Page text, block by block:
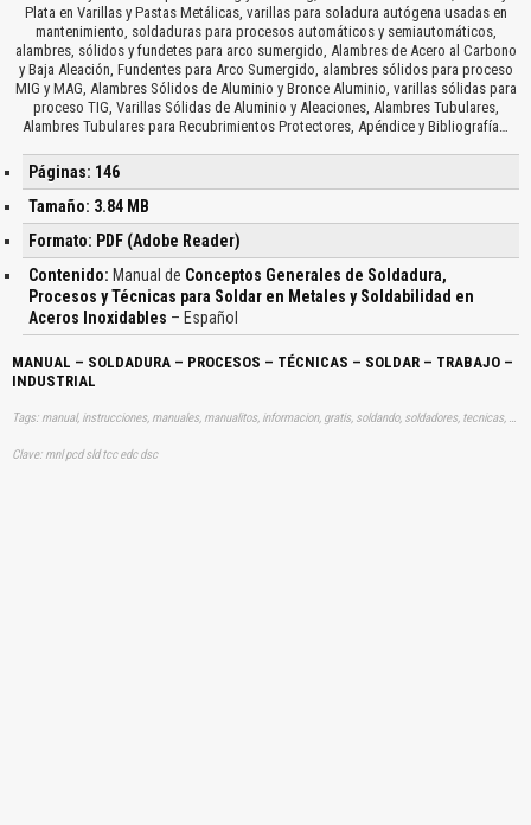
Plata en Varillas y Pastas Metálicas, varillas para soladura autógena usadas en
mantenimiento, soldaduras para procesos automáticos y semiautomáticos,
alambres, sólidos y fundetes para arco sumergido, Alambres de Acero al Carbono
y Baja Aleación, Fundentes para Arco Sumergido, alambres sólidos para proceso
MIG y MAG, Alambres Sólidos de Aluminio y Bronce Aluminio, varillas sólidas para
proceso TIG, Varillas Sólidas de Aluminio y Aleaciones, Alambres Tubulares,
Alambres Tubulares para Recubrimientos Protectores, Apéndice y Bibliografía…
Páginas: 146
Tamaño: 3.84 MB
Formato: PDF (Adobe Reader)
Contenido: Manual de Conceptos Generales de Soldadura,
Procesos y Técnicas para Soldar en Metales y Soldabilidad en
Aceros Inoxidables – Español
MANUAL – SOLDADURA – PROCESOS – TÉCNICAS – SOLDAR – TRABAJO –
INDUSTRIAL
Tags: manual, instrucciones, manuales, manualitos, informacion, gratis, soldando, soldadores, tecnicas, soldar, aprender, descargas
Clave: mnl pcd sld tcc edc dsc